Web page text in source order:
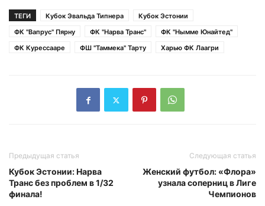
ТЕГИ Кубок Эвальда Типнера
Кубок Эстонии
ФК "Вапрус" Пярну
ФК "Нарва Транс"
ФК "Нымме Юнайтед"
ФК Курессааре
ФШ "Таммека" Тарту Харью ФК Лаагри
Предыдущая статья
Кубок Эстонии: Нарва
Транс без проблем в 1/32
финала!
Следующая статья
Женский футбол: «Флора»
узнала соперниц в Лиге
Чемпионов